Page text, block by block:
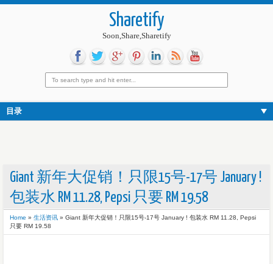
Sharetify
Soon,Share,Sharetify
目录
Giant 新年大促销！只限15号-17号 January !
包装水 RM 11.28, Pepsi 只要 RM 19.58
Home » 生活资讯 » Giant 新年大促销！只限15号-17号 January ! 包装水 RM 11.28, Pepsi
只要 RM 19.58